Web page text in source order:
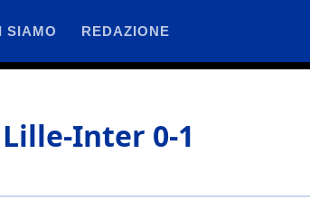
SIAMO REDAZIONE
Inter 0-1